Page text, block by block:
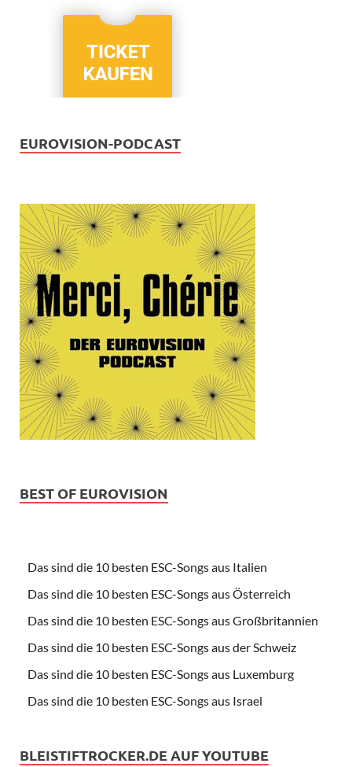
EUROVISION-PODCAST
BEST OF EUROVISION
Das sind die 10 besten ESC-Songs aus Italien
Das sind die 10 besten ESC-Songs aus Österreich
Das sind die 10 besten ESC-Songs aus Großbritannien
Das sind die 10 besten ESC-Songs aus der Schweiz
Das sind die 10 besten ESC-Songs aus Luxemburg
Das sind die 10 besten ESC-Songs aus Israel
BLEISTIFTROCKER.DE AUF YOUTUBE